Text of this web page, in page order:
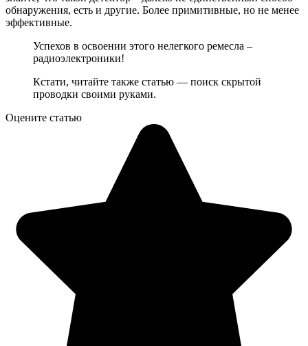
обнаружения, есть и другие. Более примитивные, но не менее
эффективные.
Успехов в освоении этого нелегкого ремесла –
радиоэлектроники!
Кстати, читайте также статью — поиск скрытой
проводки своими руками.
Оцените статью